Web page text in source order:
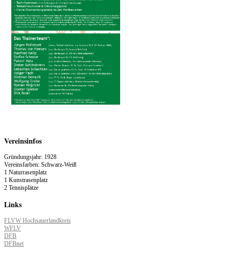
Vereinsinfos
Gründungsjahr: 1928
Vereinsfarben: Schwarz-Weiß
1 Naturrasenplatz
1 Kunstrasenplatz
2 Tennisplätze
Links
FLVW Hochsauerlandkreis
WFLV
DFB
DFBnet